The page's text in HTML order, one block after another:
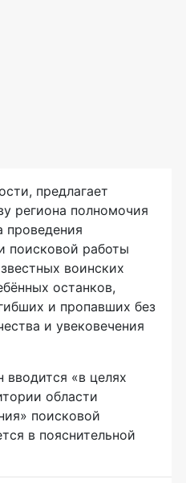
предлагает
региона полномочия
проведения
поисковой работы
воинских
останков,
и пропавших без
и увековечения
вводится «в целях
области
поисковой
в пояснительной